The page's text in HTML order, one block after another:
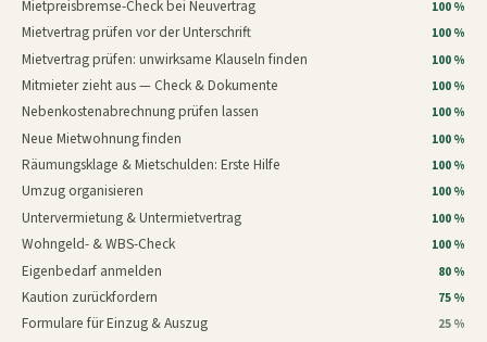
Mietpreisbremse-Check bei Neuvertrag 100 %
Mietvertrag prüfen vor der Unterschrift 100 %
Mietvertrag prüfen: unwirksame Klauseln finden 100 %
Mitmieter zieht aus — Check & Dokumente 100 %
Nebenkostenabrechnung prüfen lassen 100 %
Neue Mietwohnung finden 100 %
Räumungsklage & Mietschulden: Erste Hilfe 100 %
Umzug organisieren 100 %
Untervermietung & Untermietvertrag 100 %
Wohngeld- & WBS-Check 100 %
Eigenbedarf anmelden 80 %
Kaution zurückfordern 75 %
Formulare für Einzug & Auszug 25 %